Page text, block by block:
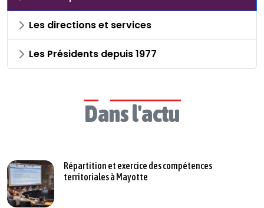
Les directions et services
Les Présidents depuis 1977
Dans l'actu
Répartition et exercice des compétences
territoriales à Mayotte